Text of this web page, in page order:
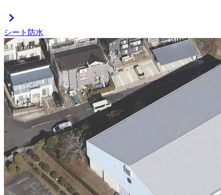
chevron_right
シート防水